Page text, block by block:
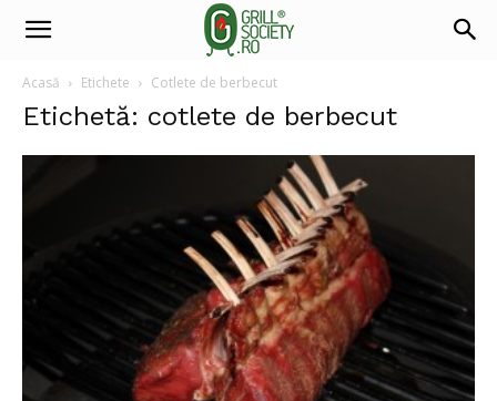
Acasă Etichete Cotlete de berbecut
Etichetă: cotlete de berbecut